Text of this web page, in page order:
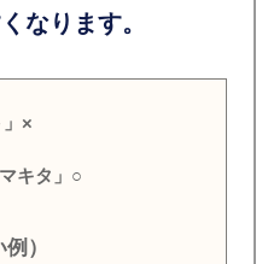
なります。
×
キタ」○
）